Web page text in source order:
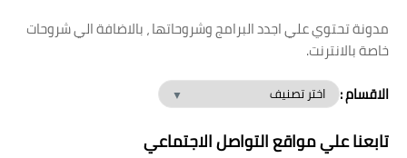
مدونة تحتوي علي اجدد البرامج وشروحاتها ، بالاضافة الي شروحات
خاصة بالانترنت.
الاقسام :
تابعنا علي مواقع التواصل الاجتماعي